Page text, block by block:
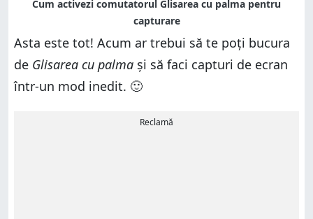
Asta este tot! Acum ar trebui să te poți bucura
de Glisarea cu palma și să faci capturi de ecran
într-un mod inedit. 🙂
Reclamă